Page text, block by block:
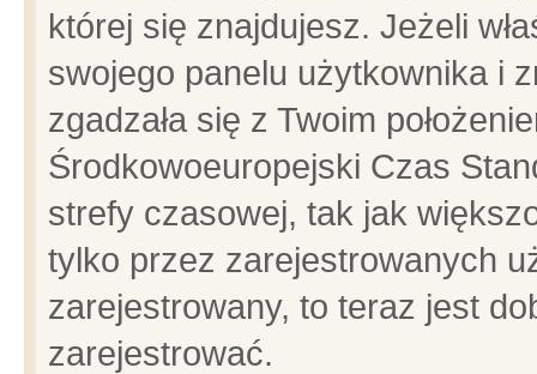
której się znajdujesz. Jeżeli
swojego panelu użytkownika i
zgadzała się z Twoim
Środkowoeuropejski Czas
strefy czasowej, tak jak
tylko przez zarejestrowanych
zarejestrowany, to teraz jest
zarejestrować.